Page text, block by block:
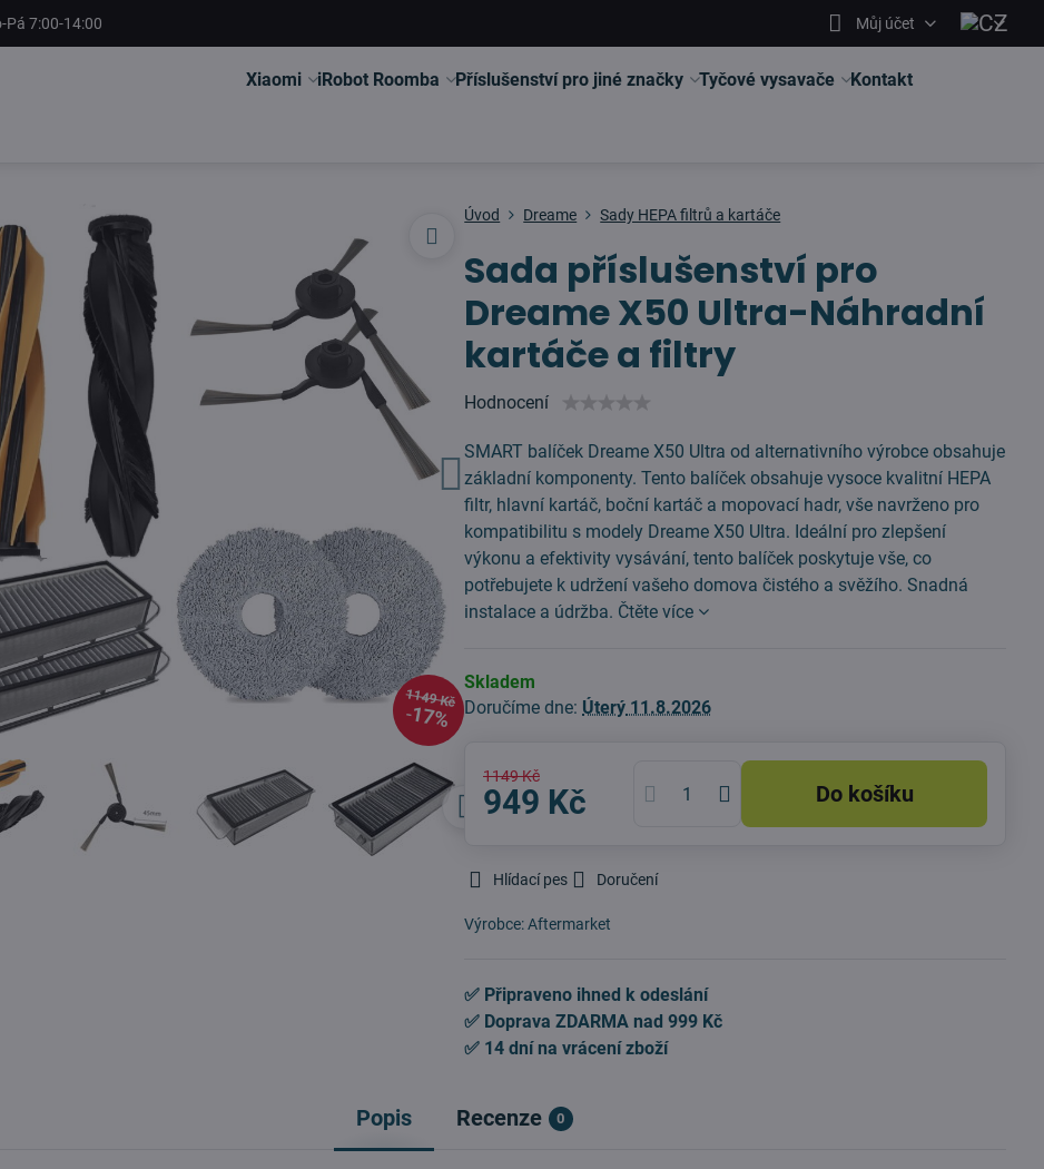
Pá 7:00-14:00 Můj účet
Xiaomi iRobot Roomba Příslušenství pro jiné značky Tyčové vysavače Kontakt
1149 Kč
17%
Úvod Dreame Sady HEPA filtrů a kartáče
Sada příslušenství pro
Dreame X50 Ultra-Náhradní
kartáče a filtry
Hodnocení
SMART balíček Dreame X50 Ultra od alternativního výrobce obsahuje
základní komponenty. Tento balíček obsahuje vysoce kvalitní HEPA
filtr, hlavní kartáč, boční kartáč a mopovací hadr, vše navrženo pro
kompatibilitu s modely Dreame X50 Ultra. Ideální pro zlepšení
výkonu a efektivity vysávání, tento balíček poskytuje vše, co
potřebujete k udržení vašeho domova čistého a svěžího. Snadná
instalace a údržba. Čtěte více
Skladem
Doručíme dne: Úterý 11.8.2026
1149 Kč
949 Kč Do košíku
Hlídací pes Doručení
Výrobce:Aftermarket
✅ Připraveno ihned k odeslání
✅ Doprava ZDARMA nad 999 Kč
✅ 14 dní na vrácení zboží
Popis Recenze 0